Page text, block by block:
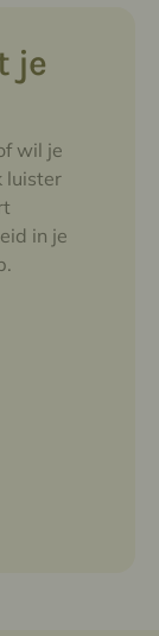
een
je
wil je
luister
in je